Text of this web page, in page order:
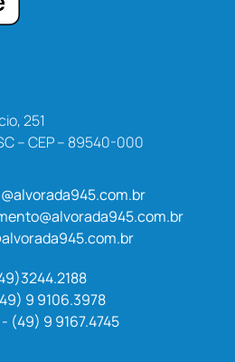
251
– CEP – 89540-000
9 9106.3978
(49) 9 9167.4745